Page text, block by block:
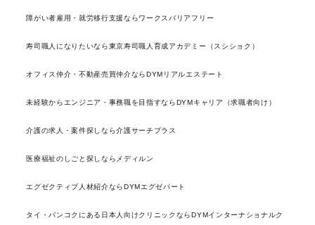
障がい者雇用・就労移行支援ならワークスバリアフリー
寿司職人になりたいなら東京寿司職人育成アカデミー（スシショク）
オフィス仲介・不動産売買仲介ならDYMリアルエステート
未経験からエンジニア・事務職を目指すならDYMキャリア（求職者向け）
介護の求人・案件探しなら介護サーチプラス
医療福祉のしごと探しならメディルン
エグゼクティブ人材紹介ならDYMエグゼパート
タイ・バンコクにある日本人向けクリニックならDYMインターナショナルク